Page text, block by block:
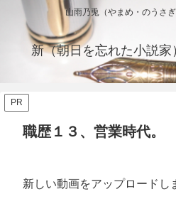
山雨乃兎（やまめ・のうさ
新（朝日を忘れた小説
PR
職歴１３、営業時代。
新しい動画をアップロードし